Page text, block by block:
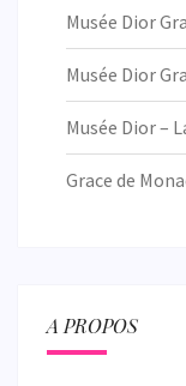
Musée Dior
Musée Dior
Musée Dior –
Grace de
A PROPOS